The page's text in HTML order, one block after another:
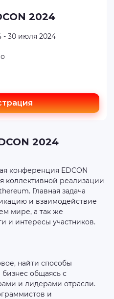
2024
- 30 июля 2024
2024
конференция EDCON
коллективной реализации
Главная задача
и взаимодействие
мире, а так же
и интересы участников.
найти способы
общаясь с
и лидерами отрасли.
и